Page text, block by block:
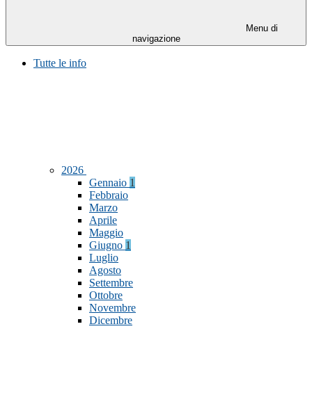
Menu di
navigazione
Tutte le info
2026
Gennaio 1
Febbraio
Marzo
Aprile
Maggio
Giugno 1
Luglio
Agosto
Settembre
Ottobre
Novembre
Dicembre